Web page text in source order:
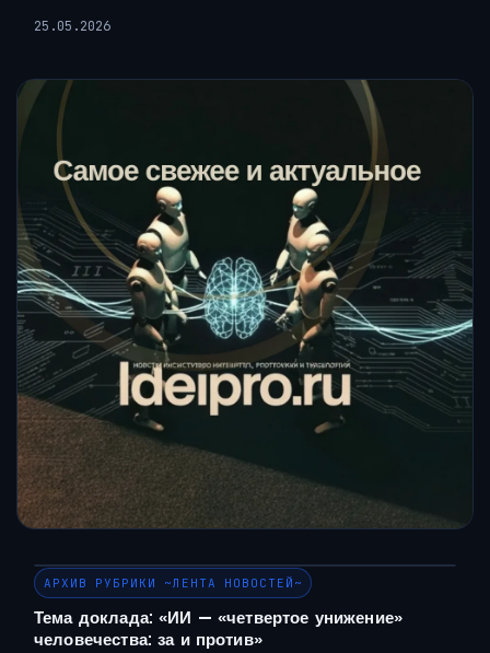
25.05.2026
АРХИВ РУБРИКИ ~ЛЕНТА НОВОСТЕЙ~
Тема доклада: «ИИ — «четвертое унижение»
человечества: за и против»